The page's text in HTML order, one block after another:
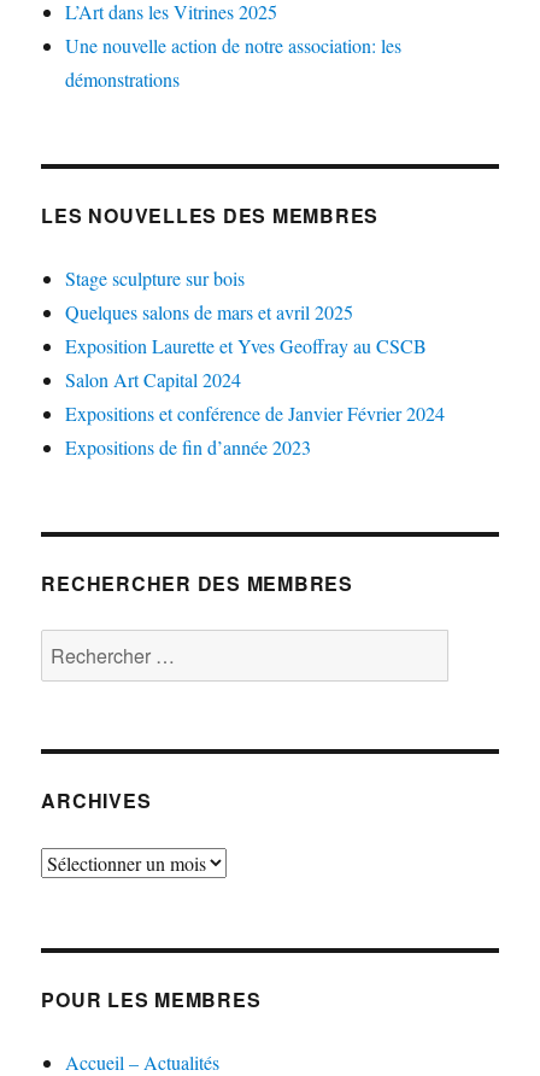
L’Art dans les Vitrines 2025
Une nouvelle action de notre association: les
démonstrations
LES NOUVELLES DES MEMBRES
Stage sculpture sur bois
Quelques salons de mars et avril 2025
Exposition Laurette et Yves Geoffray au CSCB
Salon Art Capital 2024
Expositions et conférence de Janvier Février 2024
Expositions de fin d’année 2023
RECHERCHER DES MEMBRES
Rechercher :
ARCHIVES
Archives
POUR LES MEMBRES
Accueil – Actualités